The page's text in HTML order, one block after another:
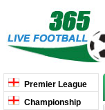
Premier League
Championship